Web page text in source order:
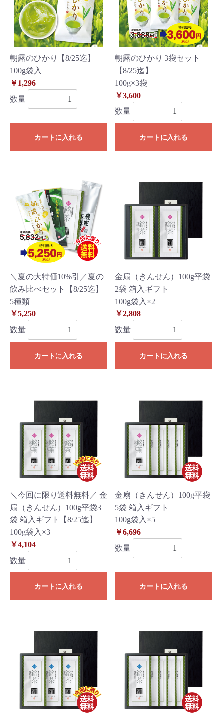
朝露のひかり【8/25迄】
100g袋入
￥1,296
数量
カートに入れる
朝露のひかり 3袋セット
【8/25迄】
100g×3袋
￥3,600
数量
カートに入れる
＼夏の大特価10%引／夏の
飲み比べセット【8/25迄】
5種類
￥5,250
数量
カートに入れる
金扇（きんせん）100g平袋
2袋 箱入ギフト
100g袋入×2
￥2,808
数量
カートに入れる
＼今回に限り送料無料／ 金
扇（きんせん）100g平袋3
袋 箱入ギフト【8/25迄】
100g袋入×3
￥4,104
数量
カートに入れる
金扇（きんせん）100g平袋
5袋 箱入ギフト
100g袋入×5
￥6,696
数量
カートに入れる